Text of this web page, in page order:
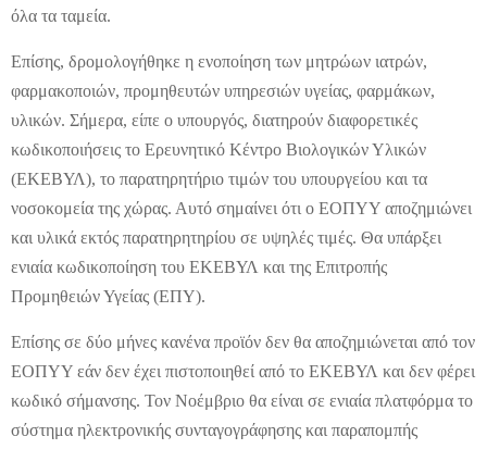
όλα τα ταμεία.
Επίσης, δρομολογήθηκε η ενοποίηση των μητρώων ιατρών,
φαρμακοποιών, προμηθευτών υπηρεσιών υγείας, φαρμάκων,
υλικών. Σήμερα, είπε ο υπουργός, διατηρούν διαφορετικές
κωδικοποιήσεις το Ερευνητικό Κέντρο Βιολογικών Υλικών
(ΕΚΕΒΥΛ), το παρατηρητήριο τιμών του υπουργείου και τα
νοσοκομεία της χώρας. Αυτό σημαίνει ότι ο ΕΟΠΥΥ αποζημιώνει
και υλικά εκτός παρατηρητηρίου σε υψηλές τιμές. Θα υπάρξει
ενιαία κωδικοποίηση του ΕΚΕΒΥΛ και της Επιτροπής
Προμηθειών Υγείας (ΕΠΥ).
Επίσης σε δύο μήνες κανένα προϊόν δεν θα αποζημιώνεται από τον
ΕΟΠΥΥ εάν δεν έχει πιστοποιηθεί από το ΕΚΕΒΥΛ και δεν φέρει
κωδικό σήμανσης. Τον Νοέμβριο θα είναι σε ενιαία πλατφόρμα το
σύστημα ηλεκτρονικής συνταγογράφησης και παραπομπής